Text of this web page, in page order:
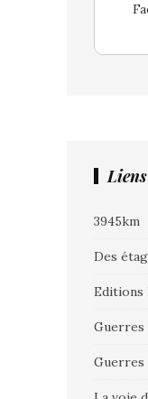
Liens
3945km
Des
Editions
Guerres